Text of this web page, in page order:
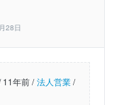
28日
11年前 / 法人営業/